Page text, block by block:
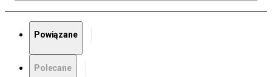
Powiązane
Polecane